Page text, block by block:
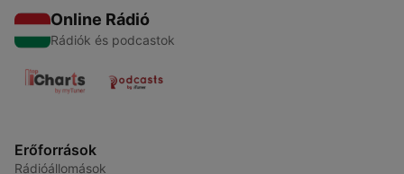
Online Rádió
Rádiók és podcastok
Erőforrások
Rádióállomások